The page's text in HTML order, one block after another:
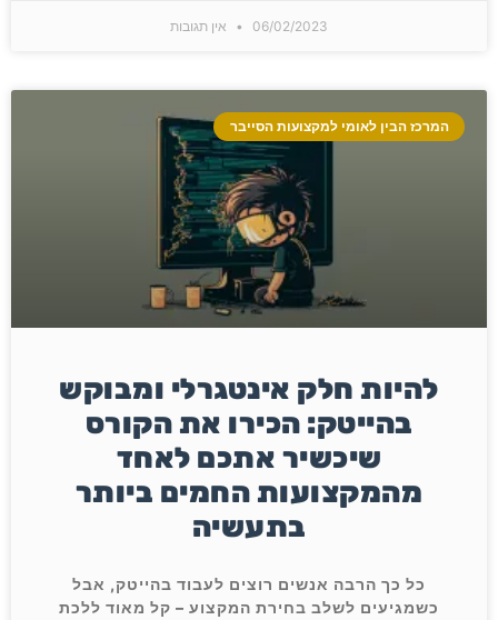
06/02/2023 אין תגובות
המרכז הבין לאומי למקצועות הסייבר
להיות חלק אינטגרלי ומבוקש
בהייטק: הכירו את הקורס
שיכשיר אתכם לאחד
מהמקצועות החמים ביותר
בתעשיה
כל כך הרבה אנשים רוצים לעבוד בהייטק, אבל
כשמגיעים לשלב בחירת המקצוע – קל מאוד ללכת